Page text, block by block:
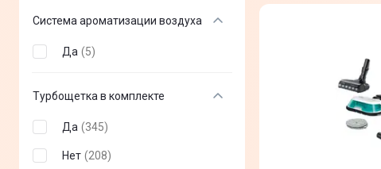
Mova ( 21)
Shark (24
CECOTEC
(
Система ароматизации воздуха
Да (5)
Турбощетка в комплекте
Да (345)
Нет (208)